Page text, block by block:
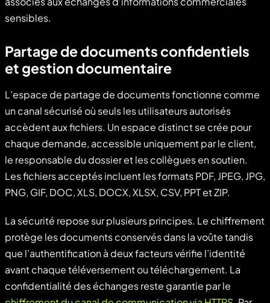
sensibles.
Partage de documents confidentiels
et gestion documentaire
L’espace de partage de documents fonctionne comme
un canal sécurisé où seuls les utilisateurs autorisés
accèdent aux fichiers. Un espace distinct se crée pour
chaque demande, accessible uniquement par le client,
le responsable du dossier et les collègues en soutien.
Les fichiers acceptés incluent les formats PDF, JPEG, JPG,
PNG, GIF, DOC, XLS, DOCX, XLSX, CSV, PPT et ZIP.
La sécurité repose sur plusieurs principes. Le chiffrement
protège les documents conservés dans la voûte tandis
que l’authentification à deux facteurs vérifie l’identité
avant chaque téléversement ou téléchargement. La
confidentialité des échanges reste garantie par le